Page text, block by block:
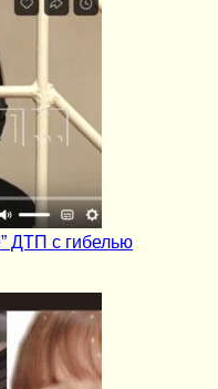
ДТП с гибелью